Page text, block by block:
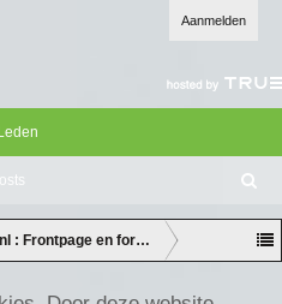
Aanmelden
Leden
oe
ke
n
: Frontpage en forum discussie